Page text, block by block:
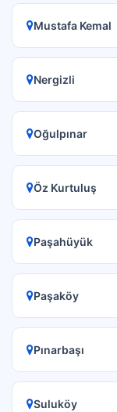
Mustafa Kemal
Nergizli
Oğulpınar
Öz Kurtuluş
Paşahüyük
Paşaköy
Pınarbaşı
Suluköy